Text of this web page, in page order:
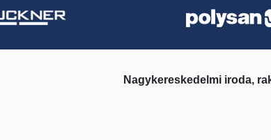
Nagykereskedelmi iroda,